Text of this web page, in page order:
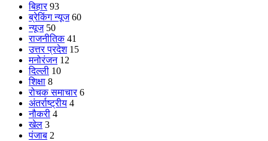
बिहार 93
ब्रेकिंग न्यूज 60
न्यूज 50
राजनीतिक 41
उत्तर प्रदेश 15
मनोरंजन 12
दिल्ली 10
शिक्षा 8
रोचक समाचार 6
अंतर्राष्ट्रीय 4
नौकरी 4
खेल 3
पंजाब 2